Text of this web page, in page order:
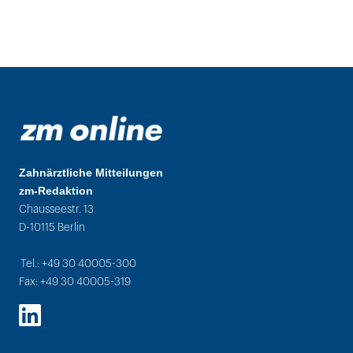
Zahnärztliche Mitteilungen
zm-Redaktion
Chausseestr. 13
D-10115 Berlin
Tel.: +49 30 40005-300
Fax: +49 30 40005-319
LinkedIn